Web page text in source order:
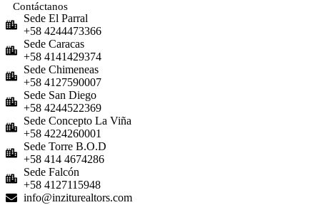
Contáctanos
Sede El Parral
+58 4244473366
Sede Caracas
+58 4141429374
Sede Chimeneas
+58 4127590007
Sede San Diego
+58 4244522369
Sede Concepto La Viña
+58 4224260001
Sede Torre B.O.D
+58 414 4674286
Sede Falcón
+58 4127115948
info@inziturealtors.com